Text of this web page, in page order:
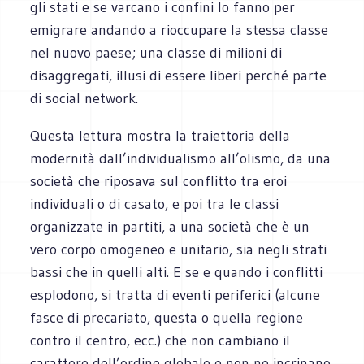
gli stati e se varcano i confini lo fanno per
emigrare andando a rioccupare la stessa classe
nel nuovo paese; una classe di milioni di
disaggregati, illusi di essere liberi perché parte
di social network.
Questa lettura mostra la traiettoria della
modernità dall’individualismo all’olismo, da una
società che riposava sul conflitto tra eroi
individuali o di casato, e poi tra le classi
organizzate in partiti, a una società che è un
vero corpo omogeneo e unitario, sia negli strati
bassi che in quelli alti. E se e quando i conflitti
esplodono, si tratta di eventi periferici (alcune
fasce di precariato, questa o quella regione
contro il centro, ecc.) che non cambiano il